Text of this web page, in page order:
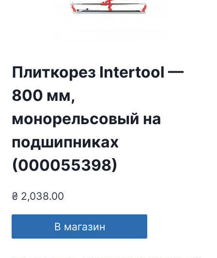
Плиткорез Intertool —
800 мм,
монорельсовый на
подшипниках
(000055398)
₴ 2,038.00
В магазин